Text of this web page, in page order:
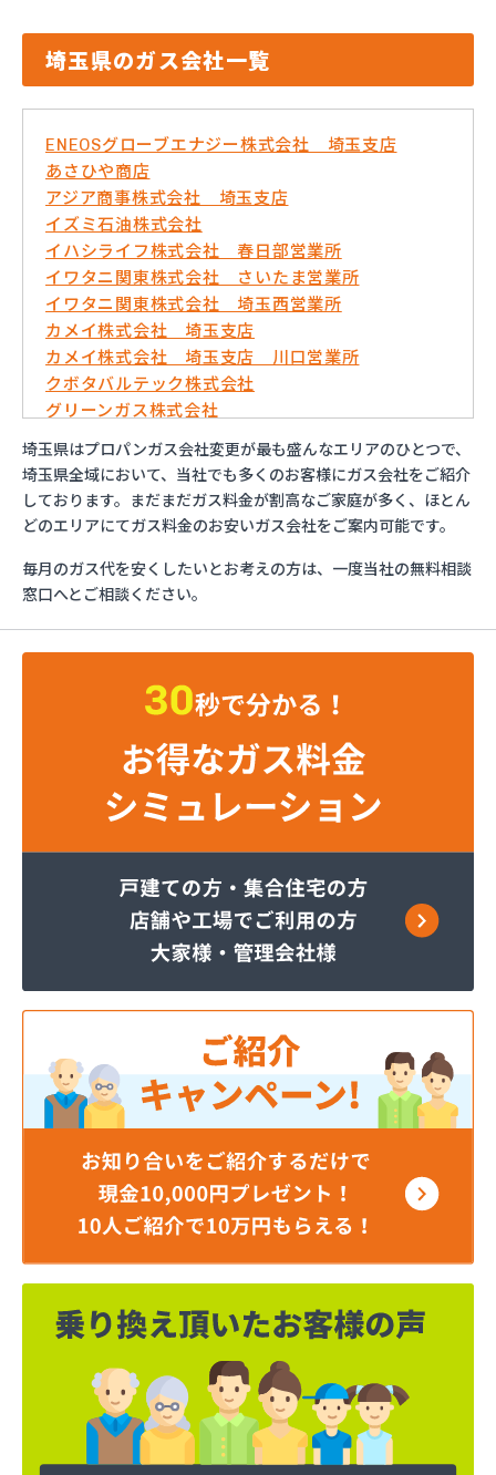
埼玉県のガス会社一覧
ENEOSグローブエナジー株式会社 埼玉支店
あさひや商店
アジア商事株式会社 埼玉支店
イズミ石油株式会社
イハシライフ株式会社 春日部営業所
イワタニ関東株式会社 さいたま営業所
イワタニ関東株式会社 埼玉西営業所
カメイ株式会社 埼玉支店
カメイ株式会社 埼玉支店 川口営業所
クボタバルテック株式会社
グリーンガス株式会社
さいたま農業協同組合ガスセンター
サシダ商事株式会社
さわだ商店
ツルミエネルギー株式会社
フジオックス株式会社 栗橋営業所
フジオックス株式会社 春日部営業所
ミライフ株式会社 川口店
レモンガス株式会社 埼玉支店
レモンガス株式会社 東松山支店
伊藤忠エネクスホームライフ関東株式会社 狭山営
伊藤忠エネクスホームライフ関東株式会社 新座支
横川石油ガス株式会社
河原実業株式会社 越谷営業所
河原実業株式会社 川口営業所
河原実業株式会社 白岡営業所
角栄ガス株式会社 西坂戸サービスセンター
株式会社イイノ
株式会社イケダ
株式会社いるま野サービス燃料課西部店
株式会社いるま野サービス燃料課南古谷店
株式会社エクシング 戸田営業所
株式会社エクシング 朝霞営業所
株式会社えぐち
株式会社エネサンス関東 埼玉営業所
株式会社エネサンス関東 飯能営業所
株式会社オガワ総業エコロジー
株式会社キヨハラ
埼玉県はプロパンガス会社変更が最も盛んなエリアのひとつで、
埼玉県全域において、当社でも多くのお客様にガス会社をご紹介
しております。まだまだガス料金が割高なご家庭が多く、ほとん
どのエリアにてガス料金のお安いガス会社をご案内可能です。
毎月のガス代を安くしたいとお考えの方は、一度当社の無料相談
窓口へとご相談ください。